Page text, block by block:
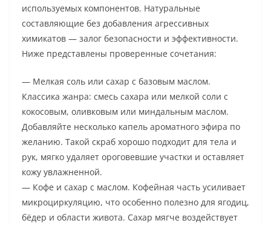
используемых компонентов. Натуральные
составляющие без добавления агрессивных
химикатов — залог безопасности и эффективности.
Ниже представлены проверенные сочетания:
— Мелкая соль или сахар с базовым маслом.
Классика жанра: смесь сахара или мелкой соли с
кокосовым, оливковым или миндальным маслом.
Добавляйте несколько капель ароматного эфира по
желанию. Такой скраб хорошо подходит для тела и
рук, мягко удаляет ороговевшие участки и оставляет
кожу увлажненной.
— Кофе и сахар с маслом. Кофейная часть усиливает
микроциркуляцию, что особенно полезно для ягодиц,
бёдер и области живота. Сахар мягче воздействует